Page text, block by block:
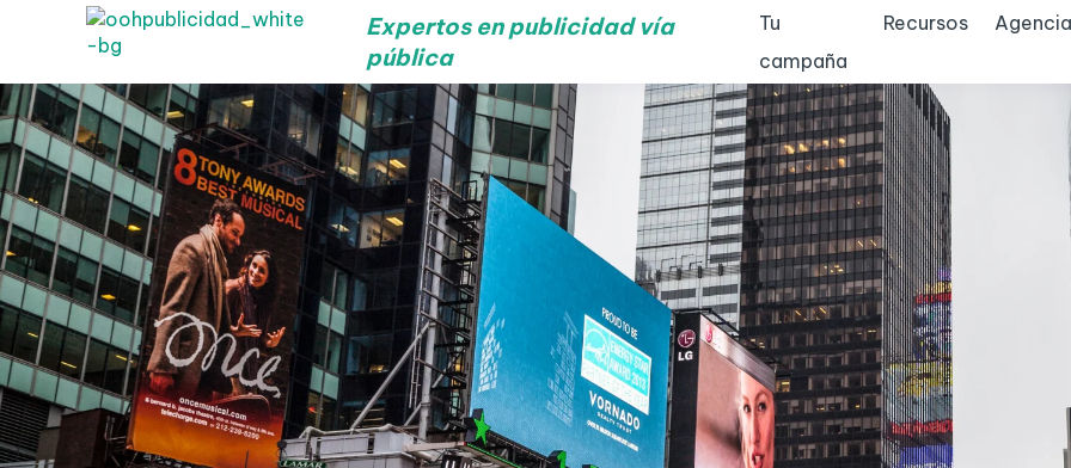
Expertos en publicidad vía
pública
Tu
campaña
Recursos